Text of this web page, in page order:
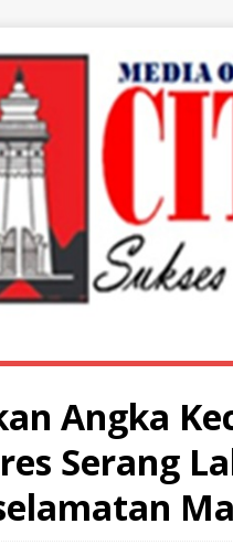
Angka
Serang